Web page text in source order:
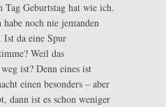
Tag Geburtstag hat wie ich.
noch nie jemanden
Ist da eine Spur
Weil das
ist? Denn eines ist
einen besonders – aber
dann ist es schon weniger